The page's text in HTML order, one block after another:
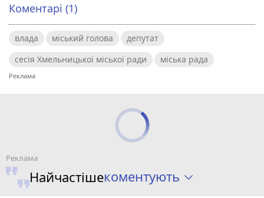
Коментарі (1)
влада міський голова
депутат
сесія Хмельницької міської ради
міська рада
Найчастішекоментують